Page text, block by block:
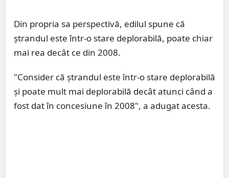
Din propria sa perspectivă, edilul spune că
ștrandul este într-o stare deplorabilă, poate chiar
mai rea decât ce din 2008.
"Consider că ștrandul este într-o stare deplorabilă
și poate mult mai deplorabilă decât atunci când a
fost dat în concesiune în 2008", a adugat acesta.